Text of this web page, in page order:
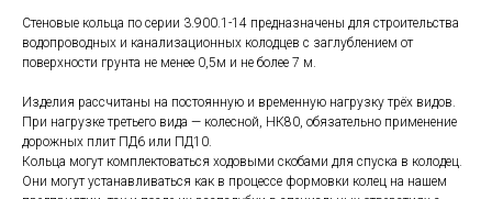
Стеновые кольца по серии 3.900.1-14 предназначены для строительства
водопроводных и канализационных колодцев с заглублением от
поверхности грунта не менее 0,5м и не более 7 м.
Изделия рассчитаны на постоянную и временную нагрузку трёх видов.
При нагрузке третьего вида — колесной, НК80, обязательно применение
дорожных плит ПД6 или ПД10.
Кольца могут комплектоваться ходовыми скобами для спуска в колодец.
Они могут устанавливаться как в процессе формовки колец на нашем